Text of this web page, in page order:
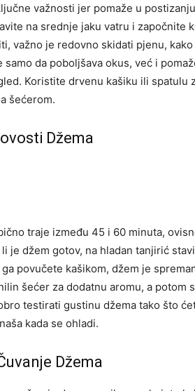
važnosti jer pomaže u
na srednje jaku vatru i započnite
važno je redovno skidati pjenu,
samo da poboljšava okus, već i
Koristite drvenu kašiku ili spatulu
šećerom.
Džema
traje između 45 i 60 minuta,
je džem gotov, na hladan tanjirić
povučete kašikom, džem je
šećer za dodatnu aromu, a potom
testirati gustinu džema tako što
kada se ohladi.
Džema